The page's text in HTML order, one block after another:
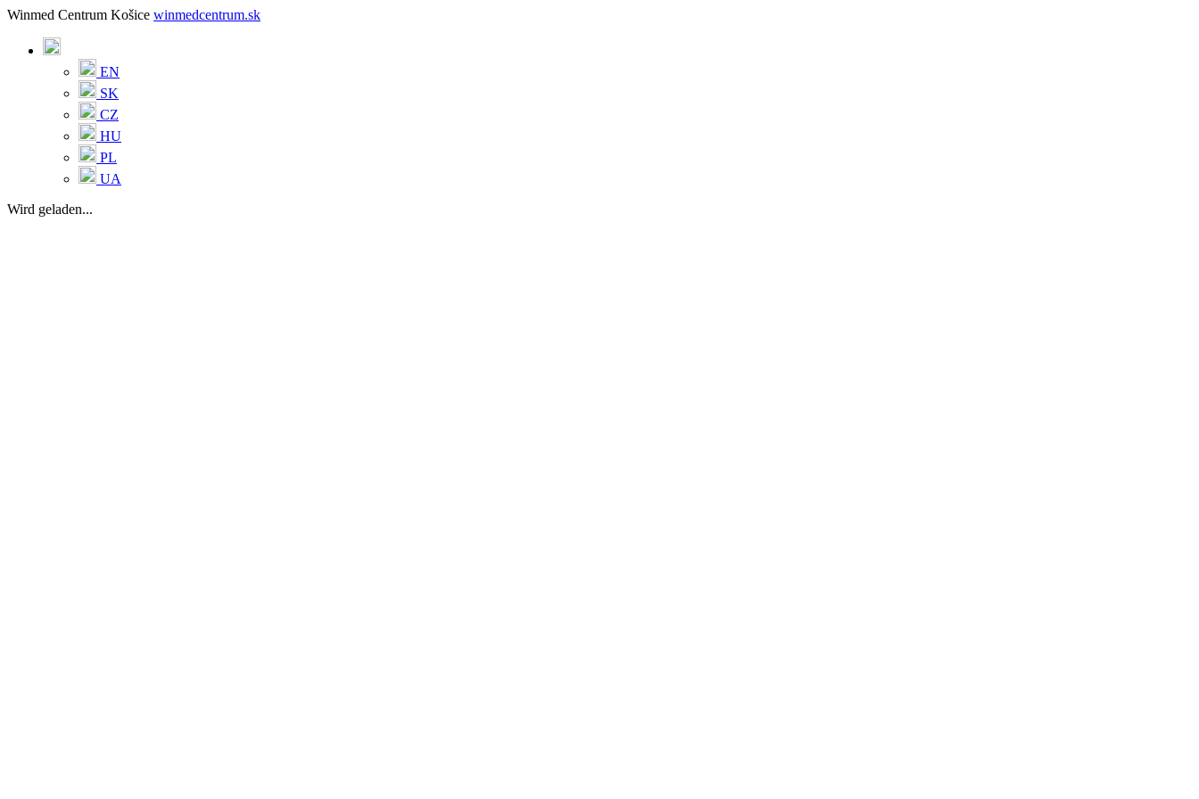
Winmed Centrum Košice winmedcentrum.sk
EN
SK
CZ
HU
PL
UA
Wird geladen...